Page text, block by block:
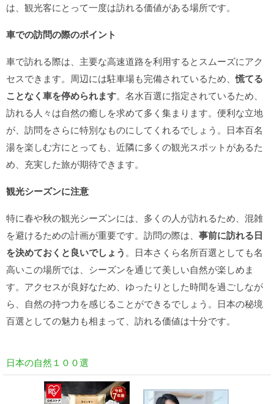
は、観光客にとって一度は訪れる価値がある場所です。
車での訪問の際のポイント
車で訪れる際は、主要な高速道路を利用するとスムーズにアク
セスできます。周辺には駐車場も完備されているため、慌てる
ことなく車を停められます。名水百選に指定されているため、
訪れる人々は自然の癒しを求めて多く集まります。便利な立地
が、訪問をさらに特別なものにしてくれるでしょう。日本百名
湯を楽しむ方にとっても、近隣に多くの観光スポットがあるた
め、充実した旅が期待できます。
観光シーズンに注意
特に春や秋の観光シーズンには、多くの人が訪れるため、混雑
を避けるための計画が重要です。訪問の際は、 事前に訪れる日
を決めておくと良いでしょう 。日本さくら名所百選としても名
高いこの場所では、シーズンを通じて美しい自然が楽しめま
す。アクセスが良好なため、ゆったりとした時間を過ごしなが
ら、自然の持つ力を感じることができるでしょう。日本の秘境
百選としての魅力も相まって、訪れる価値は十分です。
日本の自然１００選